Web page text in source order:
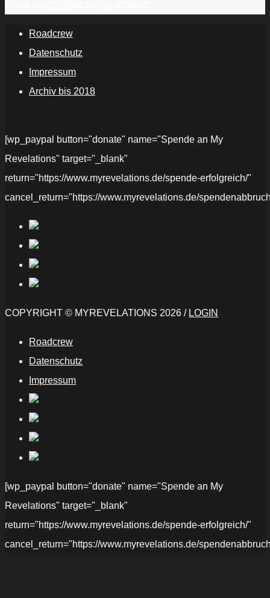
Roadcrew
Datenschutz
Impressum
Archiv bis 2018
[wp_paypal button="donate" name="Spende an My
Revelations" target="_blank"
return="https://www.myrevelations.de/spende-erfolgreich/"
cancel_return="https://www.myrevelations.de/
COPYRIGHT © MYREVELATIONS 2026 / LOGIN
Roadcrew
Datenschutz
Impressum
[wp_paypal button="donate" name="Spende an My
Revelations" target="_blank"
return="https://www.myrevelations.de/spende-erfolgreich/"
cancel_return="https://www.myrevelations.de/